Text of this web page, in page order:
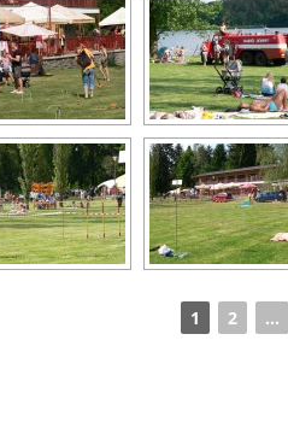
1 2 ...